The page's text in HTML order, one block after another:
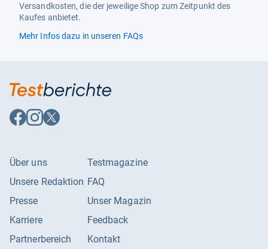
Gewicht
Außengerätgewicht 23.7 kg
Funktionen
Energiemerkmale
Energieeffizienzkl. Heizen
Versandkosten, die der jeweilige Shop zum Zeitpunkt des
Kaufes anbietet.
Mehr Infos dazu in unseren FAQs
Auf
Facebook
Auf
Instagram
Auf
X
Über uns
Unsere Redaktion
Presse
Karriere
Partnerbereich
Testmagazine
FAQ
Unser Magazin
Feedback
Kontakt